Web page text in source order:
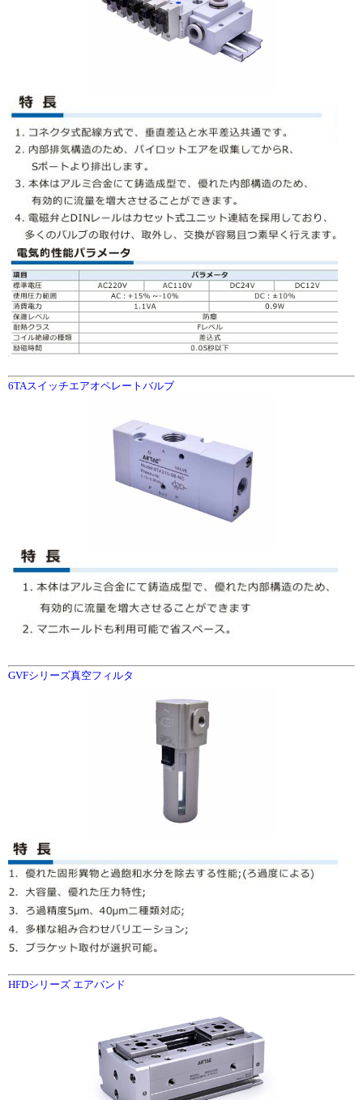
6TAスイッチエアオペレートバルブ
GVFシリーズ真空フィルタ
HFDシリーズ エアバンド